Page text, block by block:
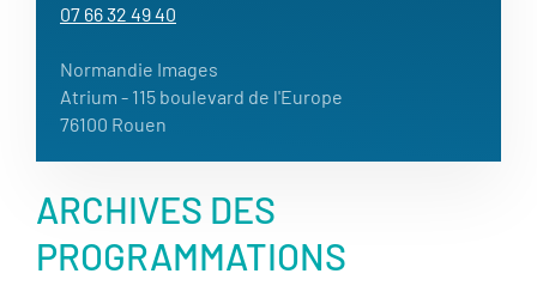
07 66 32 49 40
Normandie Images
Atrium - 115 boulevard de l'Europe
76100 Rouen
ARCHIVES DES
PROGRAMMATIONS